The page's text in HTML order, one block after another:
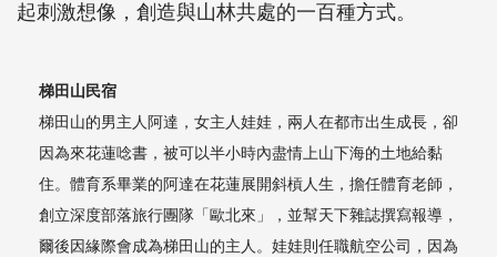
起刺激想像，創造與山林共處的一百種方式。
梯田山民宿
梯田山的男主人阿達，女主人娃娃，兩人在都市出生成長，卻
因為來花蓮唸書，被可以半小時內盡情上山下海的土地給黏
住。體育系畢業的阿達在花蓮展開斜槓人生，擔任體育老師，
創立深度部落旅行團隊「歐北來」，並幫天下雜誌撰寫報導，
爾後因緣際會成為梯田山的主人。娃娃則任職航空公司，因為